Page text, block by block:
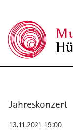
Jahreskonzert
13.11.2021 19:00